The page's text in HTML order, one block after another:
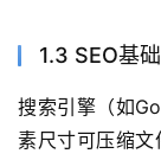
1.3 SEO基础
搜索引擎（如
素尺寸可压缩文